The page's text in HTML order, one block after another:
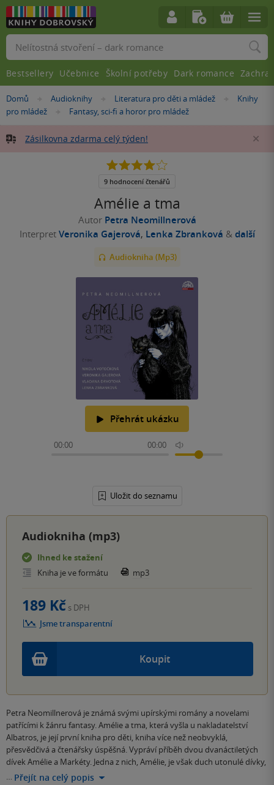
Nacházíte
se
Domů »Audioknihy »Literatura pro děti a mládež »
Knihy
pro mládež
»Fantasy, sci-fi a horor pro mládež
Zásilkovna zdarma celý týden!
Amélie a tma
Autor Petra Neomillnerová
Interpret Veronika Gajerová, Lenka Zbranková & další
Audiokniha (Mp3)
Přehrát ukázku
00:00 00:00
Uložit do seznamu
4.0
5
9 hodnocení čtenářů
Audiokniha (mp3)
Ihned ke stažení
Kniha je ve formátu
mp3
Koupit
189 Kč s DPH
Jsme transparentní
Petra Neomillnerová je známá svými upírskými romány a novelami
patřícími k žánru fantasy. Amélie a tma, která vyšla u nakladatelství
Albatros, je její první kniha pro děti, kniha více než neobvyklá,
přesvědčivá a čtenářsky úspěšná. Vypráví příběh dvou dvanáctiletých
dívek Amélie a Markéty. Jedna z nich, Amélie, je však duch utonulé dívky,
… Přejít na celý popis
Vyhledávání
Bestsellery Učebnice Školní potřeby Dark romance